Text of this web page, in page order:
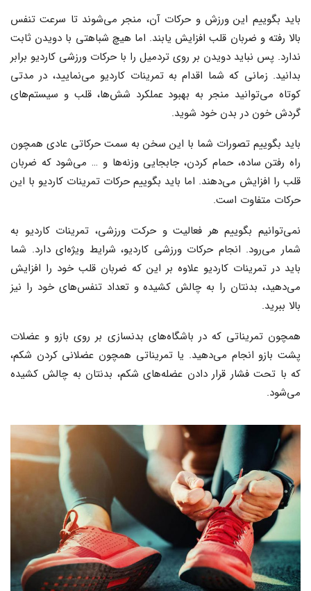
باید بگوییم این ورزش و حرکات آن، منجر می‌شوند تا سرعت تنفس
بالا رفته و ضربان قلب افزایش یابند. اما هیچ شباهتی با دویدن ثابت
ندارد. پس نباید دویدن بر روی تردمیل را با حرکات ورزشی کاردیو برابر
بدانید. زمانی که شما اقدام به تمرینات کاردیو می‌نمایید، در مدتی
کوتاه می‌توانید منجر به بهبود عملکرد شش‌ها، قلب و سیستم‌های
گردش خون در بدن خود شوید.
باید بگوییم تصورات شما با این سخن به سمت حرکاتی عادی همچون
راه رفتن ساده، حمام کردن، جابجایی وزنه‌ها و … می‌شود که ضربان
قلب را افزایش می‌دهند. اما باید بگوییم حرکات تمرینات کاردیو با این
حرکات متفاوت است.
نمی‌توانیم بگوییم هر فعالیت و حرکت ورزشی، تمرینات کاردیو به
شمار می‌رود. انجام حرکات ورزشی کاردیو، شرایط ویژه‌ای دارد. شما
باید در تمرینات کاردیو علاوه بر این که ضربان قلب خود را افزایش
می‌دهید، بدنتان را به چالش کشیده و تعداد تنفس‌های خود را نیز
بالا ببرید.
همچون تمریناتی که در باشگاه‌های بدنسازی بر روی بازو و عضلات
پشت بازو انجام می‌دهید. یا تمریناتی همچون عضلانی کردن شکم،
که با تحت فشار قرار دادن عضله‌های شکم، بدنتان به چالش کشیده
می‌شود.